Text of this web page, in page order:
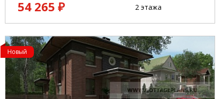
54 265 ₽ 2 этажа
Новый